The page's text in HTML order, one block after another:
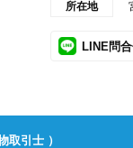
所在地
LINE問
取引士 ）